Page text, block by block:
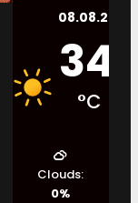
08.08.2026.
34
°C
Clouds:
0%